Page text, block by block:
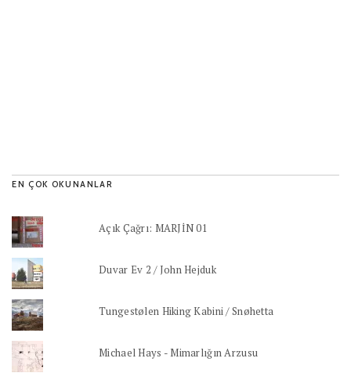
EN ÇOK OKUNANLAR
Açık Çağrı: MARJİN 01
Duvar Ev 2 / John Hejduk
Tungestølen Hiking Kabini / Snøhetta
Michael Hays - Mimarlığın Arzusu